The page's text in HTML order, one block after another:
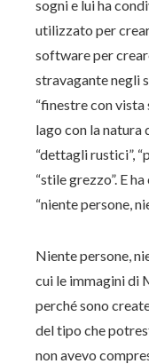
sogni e lui ha
utilizzato per
software per
stravagante negli
“finestre con vista
lago con la natura
“dettagli rustici”,
“stile grezzo”. E
“niente persone,
Niente persone,
cui le immagini di
perché sono
del tipo che
non avevo